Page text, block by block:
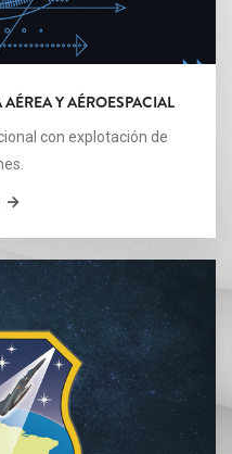
Y AÉROESPACIAL
con explotación de